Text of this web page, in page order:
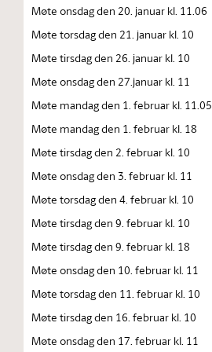
Møte onsdag den 20. januar kl. 11.06
Møte torsdag den 21. januar kl. 10
Møte tirsdag den 26. januar kl. 10
Møte onsdag den 27.januar kl. 11
Møte mandag den 1. februar kl. 11.05
Møte mandag den 1. februar kl. 18
Møte tirsdag den 2. februar kl. 10
Møte onsdag den 3. februar kl. 11
Møte torsdag den 4. februar kl. 10
Møte tirsdag den 9. februar kl. 10
Møte tirsdag den 9. februar kl. 18
Møte onsdag den 10. februar kl. 11
Møte torsdag den 11. februar kl. 10
Møte tirsdag den 16. februar kl. 10
Møte onsdag den 17. februar kl. 11